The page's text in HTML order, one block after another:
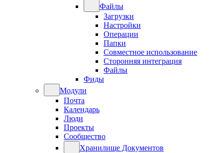
Файлы
Загрузки
Настройки
Операции
Папки
Совместное использование
Сторонняя интеграция
Файлы
Фиды
Модули
Почта
Календарь
Люди
Проекты
Сообщество
Хранилище Документов